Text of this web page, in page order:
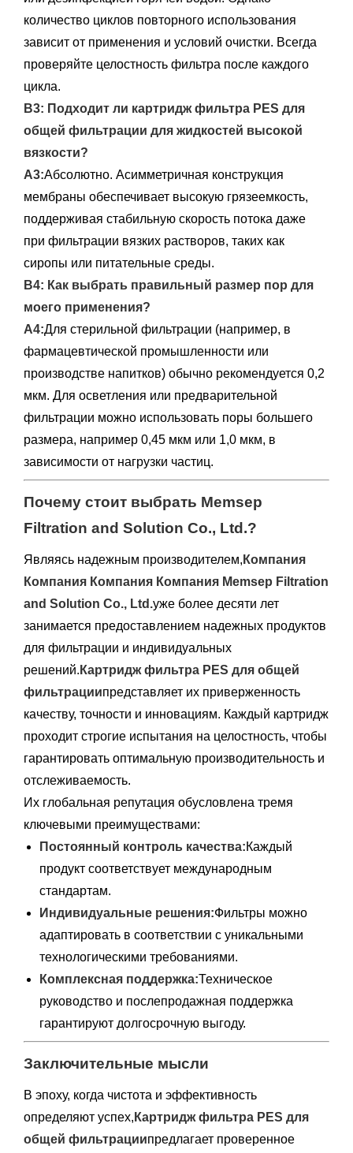
количество циклов повторного использования
зависит от применения и условий очистки. Всегда
проверяйте целостность фильтра после каждого
цикла.
В3: Подходит ли картридж фильтра PES для
общей фильтрации для жидкостей высокой
вязкости?
А3:Абсолютно. Асимметричная конструкция
мембраны обеспечивает высокую грязеемкость,
поддерживая стабильную скорость потока даже
при фильтрации вязких растворов, таких как
сиропы или питательные среды.
В4: Как выбрать правильный размер пор для
моего применения?
А4:Для стерильной фильтрации (например, в
фармацевтической промышленности или
производстве напитков) обычно рекомендуется 0,2
мкм. Для осветления или предварительной
фильтрации можно использовать поры большего
размера, например 0,45 мкм или 1,0 мкм, в
зависимости от нагрузки частиц.
Почему стоит выбрать Memsep
Filtration and Solution Co., Ltd.?
Являясь надежным производителем, Компания
Компания Компания Компания Memsep Filtration
and Solution Co., Ltd.уже более десяти лет
занимается предоставлением надежных продуктов
для фильтрации и индивидуальных
решений. Картридж фильтра PES для общей
фильтрациипредставляет их приверженность
качеству, точности и инновациям. Каждый картридж
проходит строгие испытания на целостность, чтобы
гарантировать оптимальную производительность и
отслеживаемость.
Их глобальная репутация обусловлена ​​тремя
ключевыми преимуществами:
Постоянный контроль качества:Каждый
продукт соответствует международным
стандартам.
Индивидуальные решения:Фильтры можно
адаптировать в соответствии с уникальными
технологическими требованиями.
Комплексная поддержка:Техническое
руководство и послепродажная поддержка
гарантируют долгосрочную выгоду.
Заключительные мысли
В эпоху, когда чистота и эффективность
определяют успех, Картридж фильтра PES для
общей фильтрациипредлагает проверенное